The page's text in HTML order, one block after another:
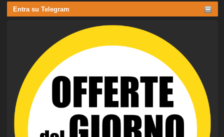
Entra su Telegram